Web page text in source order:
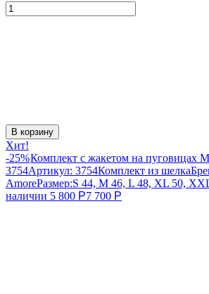
В корзину
Хит!
-25%Комплект с жакетом на пуговицах
3754Артикул: 3754Комплект из шелка
AmoreРазмер:S 44, M 46, L 48, XL 50,
наличии 5 800 Р7 700 Р